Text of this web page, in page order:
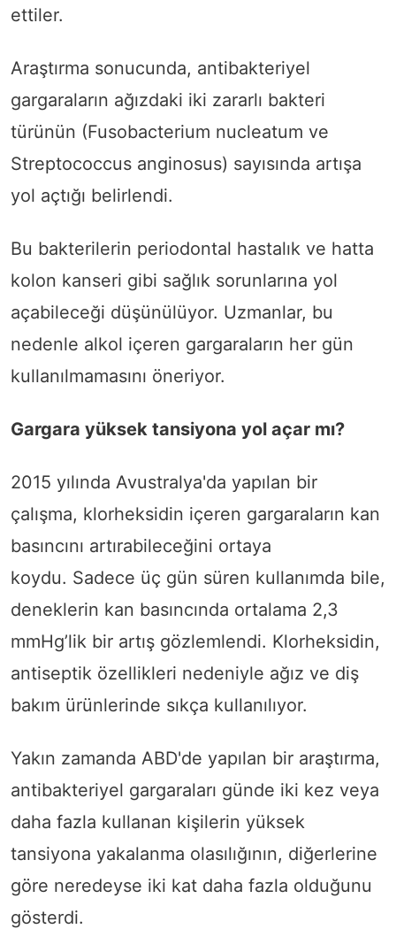
ettiler.
Araştırma sonucunda, antibakteriyel
gargaraların ağızdaki iki zararlı bakteri
türünün (Fusobacterium nucleatum ve
Streptococcus anginosus) sayısında artışa
yol açtığı belirlendi.
Bu bakterilerin periodontal hastalık ve hatta
kolon kanseri gibi sağlık sorunlarına yol
açabileceği düşünülüyor. Uzmanlar, bu
nedenle alkol içeren gargaraların her gün
kullanılmamasını öneriyor.
Gargara yüksek tansiyona yol açar mı?
2015 yılında Avustralya'da yapılan bir
çalışma, klorheksidin içeren gargaraların kan
basıncını artırabileceğini ortaya
koydu. Sadece üç gün süren kullanımda bile,
deneklerin kan basıncında ortalama 2,3
mmHg’lik bir artış gözlemlendi. Klorheksidin,
antiseptik özellikleri nedeniyle ağız ve diş
bakım ürünlerinde sıkça kullanılıyor.
Yakın zamanda ABD'de yapılan bir araştırma,
antibakteriyel gargaraları günde iki kez veya
daha fazla kullanan kişilerin yüksek
tansiyona yakalanma olasılığının, diğerlerine
göre neredeyse iki kat daha fazla olduğunu
gösterdi.